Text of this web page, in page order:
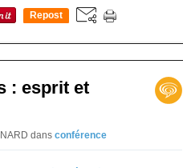
Repost
: esprit et
dans conférence